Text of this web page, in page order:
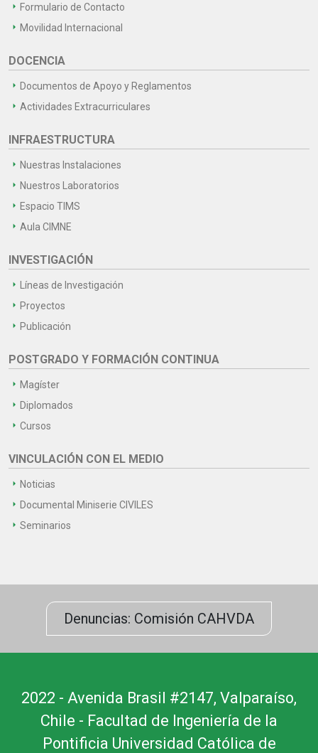
Formulario de Contacto
Movilidad Internacional
DOCENCIA
Documentos de Apoyo y Reglamentos
Actividades Extracurriculares
INFRAESTRUCTURA
Nuestras Instalaciones
Nuestros Laboratorios
Espacio TIMS
Aula CIMNE
INVESTIGACIÓN
Líneas de Investigación
Proyectos
Publicación
POSTGRADO Y FORMACIÓN CONTINUA
Magíster
Diplomados
Cursos
VINCULACIÓN CON EL MEDIO
Noticias
Documental Miniserie CIVILES
Seminarios
Denuncias: Comisión CAHVDA
2022 - Avenida Brasil #2147, Valparaíso,
Chile - Facultad de Ingeniería de la
Pontificia Universidad Católica de